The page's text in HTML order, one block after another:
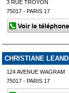
3 RUE TROYON
75017 - PARIS 17
CHRISTIANE
124 AVENUE WAGRAM
75017 - PARIS 17